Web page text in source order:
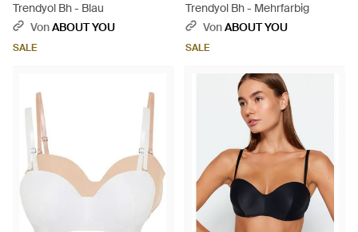
Trendyol Bh - Blau
VonABOUT YOU
SALE
Trendyol Bh - Mehrfarbig
VonABOUT YOU
SALE